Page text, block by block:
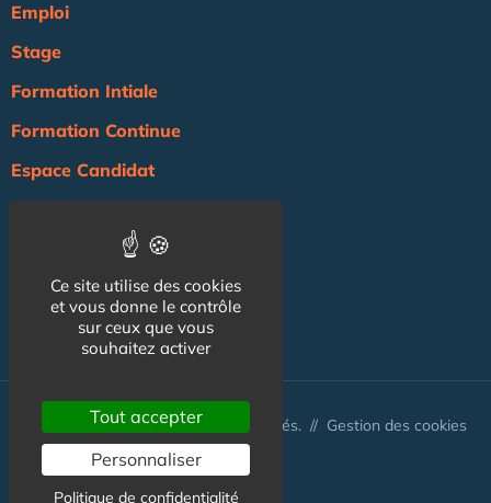
Emploi
Stage
Formation Intiale
Formation Continue
Espace Candidat
Agenda
NOS AUTRES SITES :
© Australis 2026 - Tous droits réservés. // Gestion des cookies
Ce site utilise des cookies
et vous donne le contrôle
sur ceux que vous
souhaitez activer
Tout accepter
Personnaliser
Politique de confidentialité